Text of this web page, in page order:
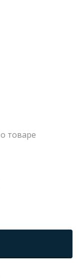
о товаре